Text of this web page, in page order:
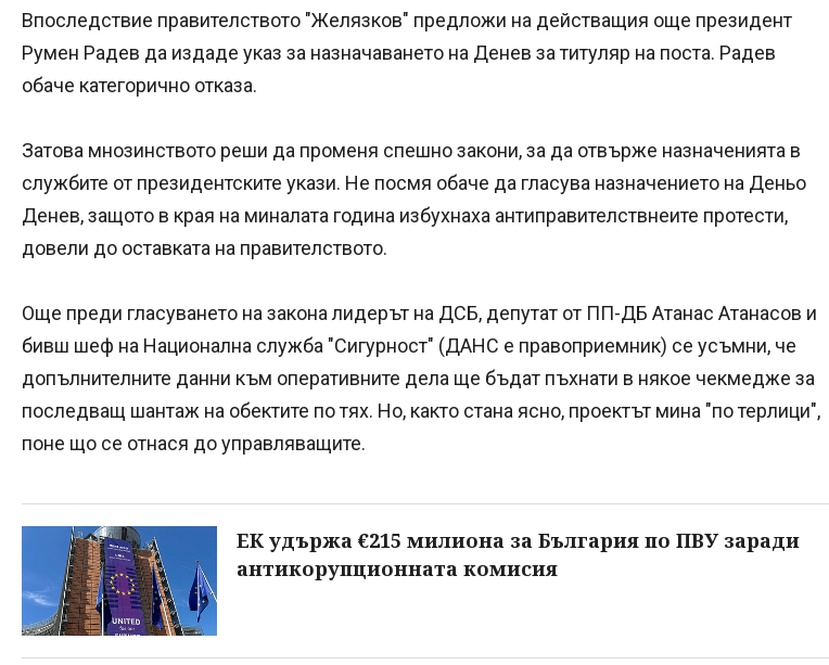
Впоследствие правителството "Желязков" предложи на действащия още президент
Румен Радев да издаде указ за назначаването на Денев за титуляр на поста. Радев
обаче категорично отказа.
Затова мнозинството реши да променя спешно закони, за да отвърже назначенията в
службите от президентските укази. Не посмя обаче да гласува назначението на Деньо
Денев, защото в края на миналата година избухнаха антиправителствнеите протести,
довели до оставката на правителството.
Още преди гласуването на закона лидерът на ДСБ, депутат от ПП-ДБ Атанас Атанасов и
бивш шеф на Национална служба "Сигурност" (ДАНС е правоприемник) се усъмни, че
допълнителните данни към оперативните дела ще бъдат пъхнати в някое чекмедже за
последващ шантаж на обектите по тях. Но, както стана ясно, проектът мина "по терлици",
поне що се отнася до управляващите.
ЕК удържа €215 милиона за България по ПВУ заради
антикорупционната комисия